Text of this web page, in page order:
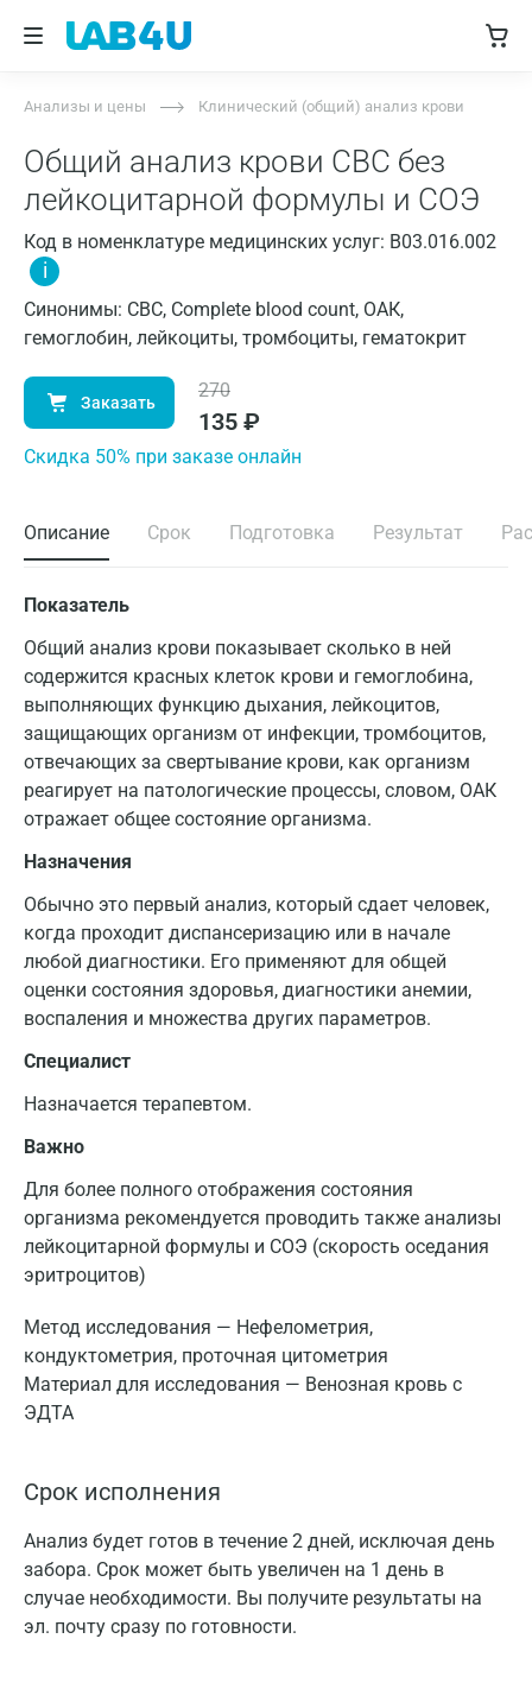
Анализы и цены Клинический (общий) анализ крови
Общий анализ крови CBC без
лейкоцитарной формулы и СОЭ
Код в номенклатуре медицинских услуг: B03.016.002
i
Синонимы: CBC, Complete blood count, ОАК,
гемоглобин, лейкоциты, тромбоциты, гематокрит
Заказать
270
135 ₽
Cкидка 50% при заказе онлайн
Описание Срок Подготовка Результат
Показатель
Общий анализ крови показывает сколько в ней
содержится красных клеток крови и гемоглобина,
выполняющих функцию дыхания, лейкоцитов,
защищающих организм от инфекции, тромбоцитов,
отвечающих за свертывание крови, как организм
реагирует на патологические процессы, словом, ОАК
отражает общее состояние организма.
Назначения
Обычно это первый анализ, который сдает человек,
когда проходит диспансеризацию или в начале
любой диагностики. Его применяют для общей
оценки состояния здоровья, диагностики анемии,
воспаления и множества других параметров.
Специалист
Назначается терапевтом.
Важно
Для более полного отображения состояния
организма рекомендуется проводить также анализы
лейкоцитарной формулы и СОЭ (скорость оседания
эритроцитов)
Метод исследования — Нефелометрия,
кондуктометрия, проточная цитометрия
Материал для исследования — Венозная кровь с
ЭДТА
Срок исполнения
Анализ будет готов в течение 2 дней, исключая день
забора. Срок может быть увеличен на 1 день в
случае необходимости. Вы получите результаты на
эл. почту сразу по готовности.